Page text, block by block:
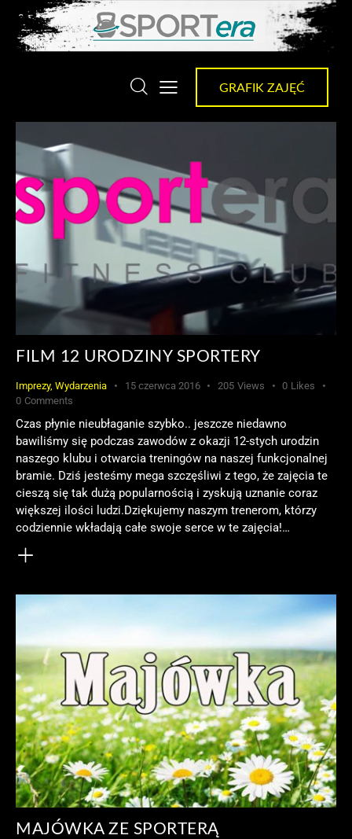
GRAFIK ZAJĘĆ
FILM 12 URODZINY SPORTERY
Imprezy, Wydarzenia 15 czerwca 2016 205 Views 0 Likes
0 Comments
Czas płynie nieubłaganie szybko.. jeszcze niedawno
bawiliśmy się podczas zawodów z okazji 12-stych urodzin
naszego klubu i otwarcia treningów na naszej funkcjonalnej
bramie. Dziś jesteśmy mega szczęśliwi z tego, że zajęcia te
cieszą się tak dużą popularnością i zyskują uznanie coraz
większej ilości ludzi.Dziękujemy naszym trenerom, którzy
codziennie wkładają całe swoje serce w te zajęcia!…
MAJÓWKA ZE SPORTERĄ